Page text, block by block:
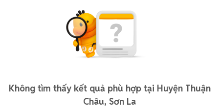
Không tìm thấy kết quả phù hợp tại Huyện Thuận
Châu, Sơn La